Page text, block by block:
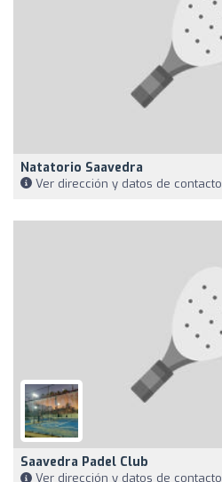
Natatorio Saavedra
Ver dirección y datos de contacto
Saavedra Padel Club
Ver dirección y datos de contacto